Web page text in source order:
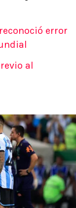
error
al